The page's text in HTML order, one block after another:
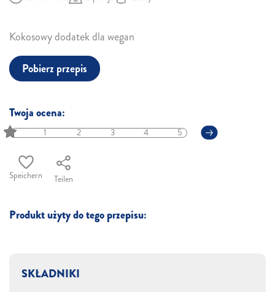
Kokosowy dodatek dla wegan
Pobierz przepis
Twoja ocena:
1 2 3 4 5
Speichern Teilen
Produkt użyty do tego przepisu:
SKŁADNIKI